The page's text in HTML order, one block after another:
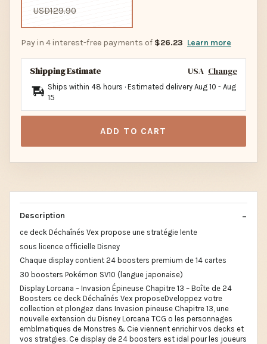
USD129.90
Pay in 4 interest-free payments of $26.23 Learn more
Shipping Estimate USA Change
Ships within 48 hours · Estimated delivery Aug 10 - Aug
15
ADD TO CART
Description
ce deck Déchaînés Vex propose une stratégie lente
sous licence officielle Disney
Chaque display contient 24 boosters premium de 14 cartes
30 boosters Pokémon SV10 (langue japonaise)
Display Lorcana – Invasion Épineuse Chapitre 13 – Boîte de 24
Boosters ce deck Déchaînés Vex proposeDveloppez votre
collection et plongez dans Invasion pineuse Chapitre 13, une
nouvelle extension du Disney Lorcana TCG o les personnages
emblmatiques de Monstres & Cie viennent enrichir vos decks et
vos stratgies. Ce display de 24 boosters est idal pour les joueurs